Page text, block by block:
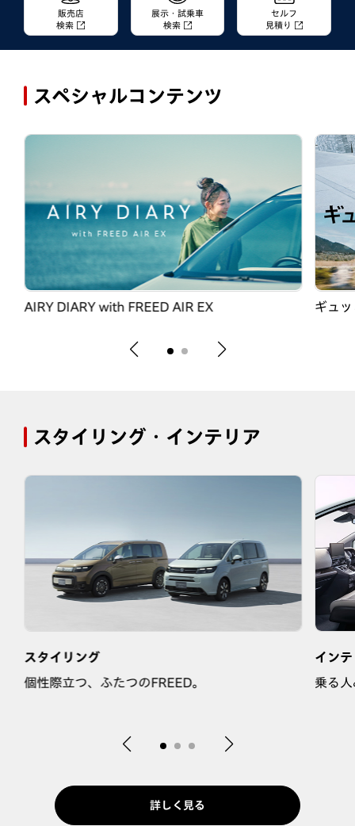
販売店
検索
展示・試乗車
検索
セルフ
見積り
スペシャルコンテンツ
AIRY DIARY with FREED AIR EX ギュ
スタイリング・インテリア
スタイリング
個性際立つ、ふたつのFREED。
イン
乗る
詳しく見る